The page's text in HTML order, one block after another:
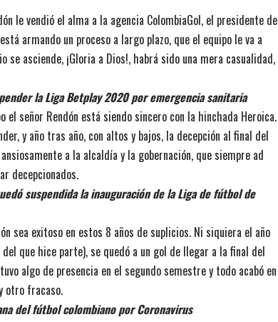
le vendió el alma a la agencia ColombiaGol, el presidente de
armando un proceso a largo plazo, que el equipo le va a
asciende, ¡Gloria a Dios!, habrá sido una mera casualidad,
la Liga Betplay 2020 por emergencia sanitaria
señor Rendón está siendo sincero con la hinchada Heroica.
y año tras año, con altos y bajos, la decepción al final del
a la alcaldía y la gobernación, que siempre ad
decepcionados.
suspendida la inauguración de la Liga de fútbol de
sea exitoso en estos 8 años de suplicios. Ni siquiera el año
que hice parte), se quedó a un gol de llegar a la final del
algo de presencia en el segundo semestre y todo acabó en
otro fracaso.
del fútbol colombiano por Coronavirus